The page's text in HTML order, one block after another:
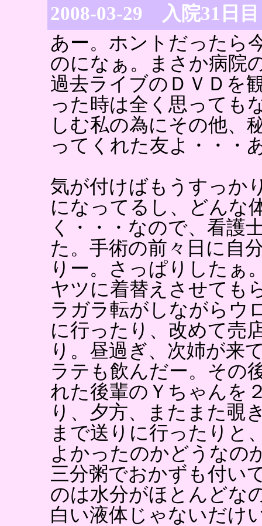
2008-03-29 入院31日目
あー。ホントだったら
のになぁ。まさか病院
過去ライブのＤＶＤを
った時は全く思っても
しむ私の為にその他、
ってくれた友よ・・・
気が付けばもうすっか
になってるし、どんな
く・・・なので、看護
た。手術の前々日に自
りー。さっぱりしたぁ
ヤツに着替えさせても
ラガラ転がしながらウ
に行ったり、改めて売
り。昼過ぎ、次姉が来
ラテも飲んだー。その
れた後輩のＹちゃんを
り、夕方、またまた覗
まで送りに行ったりと
よかったのかどうなの
三分粥でおかずも付い
のは水分がほとんどな
白い液体じゃないだけ